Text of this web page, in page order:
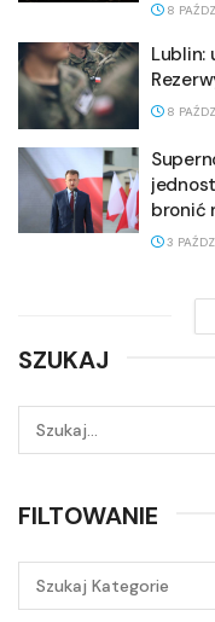
8
Lublin:
8
bronić
3
SZUKAJ
FILTOWANIE